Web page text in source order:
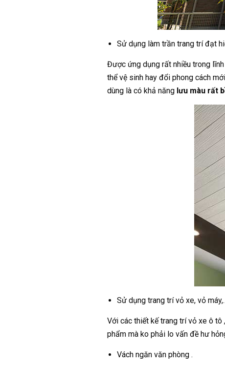
Sử dụng làm trần trang trí đạt
Được ứng dụng rất nhiều trong
thể vệ sinh hay đổi phong cách
dùng là có khả năng lưu màu rất
Sử dụng trang trí vỏ xe, vỏ
Với các thiết kế trang trí vỏ xe ô
phẩm mà ko phải lo vấn đề hư
Vách ngăn văn phòng .